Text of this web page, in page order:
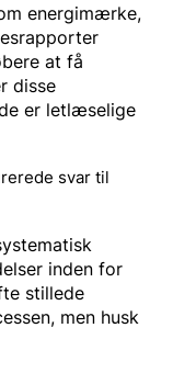
energimærke,
at få
disse
er letlæselige
svar til
inden for
stillede
men husk